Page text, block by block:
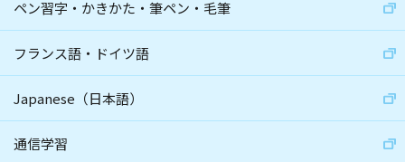
ペン習字・かきかた・筆ペン・毛筆
フランス語・ドイツ語
Japanese（日本語）
通信学習